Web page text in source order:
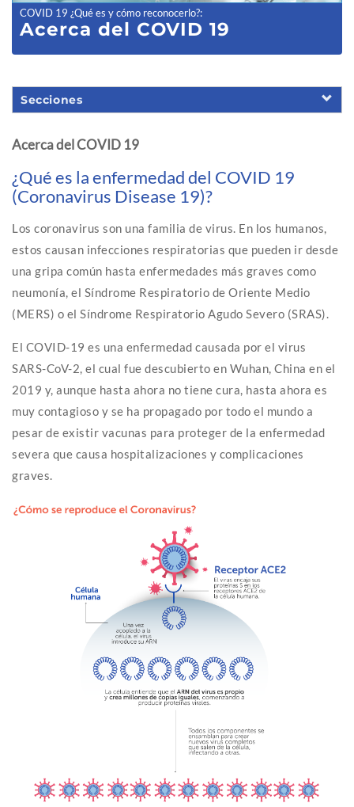
COVID 19 ¿Qué es y cómo reconocerlo?:
Acerca del COVID 19
Secciones
Acerca del COVID 19
¿Qué es la enfermedad del COVID 19
(Coronavirus Disease 19)?
Los coronavirus son una familia de virus. En los humanos,
estos causan infecciones respiratorias que pueden ir desde
una gripa común hasta enfermedades más graves como
neumonía, el Síndrome Respiratorio de Oriente Medio
(MERS) o el Síndrome Respiratorio Agudo Severo (SRAS).
El COVID-19 es una enfermedad causada por el virus
SARS-CoV-2, el cual fue descubierto en Wuhan, China en el
2019 y, aunque hasta ahora no tiene cura, hasta ahora es
muy contagioso y se ha propagado por todo el mundo a
pesar de existir vacunas para proteger de la enfermedad
severa que causa hospitalizaciones y complicaciones
graves.